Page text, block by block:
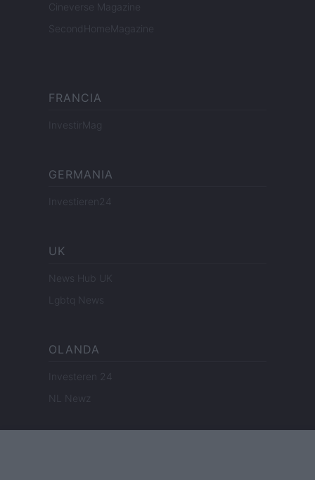
Cineverse Magazine
SecondHomeMagazine
FRANCIA
InvestirMag
GERMANIA
Investieren24
UK
News Hub UK
Lgbtq News
OLANDA
Investeren 24
NL Newz